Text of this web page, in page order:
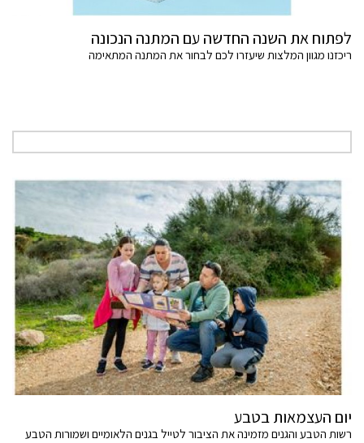
לפתוח את השנה החדשה עם המתנה הנכונה
ריכזנו מגוון המלצות שיעזרו לכם לבחור את המתנה המתאימה
יום העצמאות בטבע
רשות הטבע והגנים מזמינה את הציבור לטייל בגנים הלאומיים ושמורות הטבע